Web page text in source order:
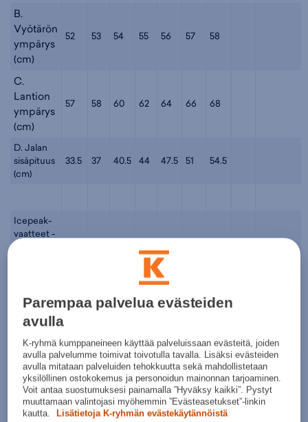
B.
Vyötärön
ympärys
(cm)
52 53 54 55 56 57 58
C.
Lantion
ympärys
(cm)
57 58 60 62 64 66 68
D. Jalan
sisäpituus
(cm)
33.5 37 40.5 44 47.5 51 54.5
Icepeak-
vaatteet -
140 152
Rinnan
ympärys
(cm)
Vyötärön
ympärys
(cm)
55 57 60 64 68 72 76
Parempaa palvelua evästeiden
avulla
K-ryhmä kumppaneineen käyttää palveluissaan evästeitä, joiden
avulla palvelumme toimivat toivotulla tavalla. Lisäksi evästeiden
avulla mitataan palveluiden tehokkuutta sekä mahdollistetaan
yksilöllinen ostokokemus ja personoidun mainonnan tarjoaminen.
Voit antaa suostumuksesi painamalla ”Hyväksy kaikki”. Pystyt
muuttamaan valintojasi myöhemmin ”Evästeasetukset”-linkin
kautta.
Lisätietoja K-ryhmän evästekäytännöistä